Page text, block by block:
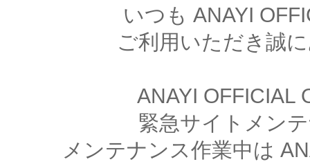
いつも ANAYI
ご利用いただき誠
ANAYI OFFICIAL
緊急サイトメン
メンテナンス作業中は